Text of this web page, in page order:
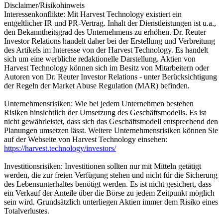
Disclaimer/Risikohinweis
Interessenkonflikte: Mit Harvest Technology existiert ein
entgeltlicher IR und PR-Vertrag. Inhalt der Dienstleistungen ist u.a.,
den Bekanntheitsgrad des Unternehmens zu erhöhen. Dr. Reuter
Investor Relations handelt daher bei der Erstellung und Verbreitung
des Artikels im Interesse von der Harvest Technology. Es handelt
sich um eine werbliche redaktionelle Darstellung. Aktien von
Harvest Technology können sich im Besitz von Mitarbeitern oder
Autoren von Dr. Reuter Investor Relations - unter Berücksichtigung
der Regeln der Market Abuse Regulation (MAR) befinden.
Unternehmensrisiken: Wie bei jedem Unternehmen bestehen
Risiken hinsichtlich der Umsetzung des Geschäftsmodells. Es ist
nicht gewährleistet, dass sich das Geschäftsmodell entsprechend den
Planungen umsetzen lässt. Weitere Unternehmensrisiken können Sie
auf der Webseite von Harvest Technology einsehen:
https://harvest.technology/investors/
Investitionsrisiken: Investitionen sollten nur mit Mitteln getätigt
werden, die zur freien Verfügung stehen und nicht für die Sicherung
des Lebensunterhaltes benötigt werden. Es ist nicht gesichert, dass
ein Verkauf der Anteile über die Börse zu jedem Zeitpunkt möglich
sein wird. Grundsätzlich unterliegen Aktien immer dem Risiko eines
Totalverlustes.